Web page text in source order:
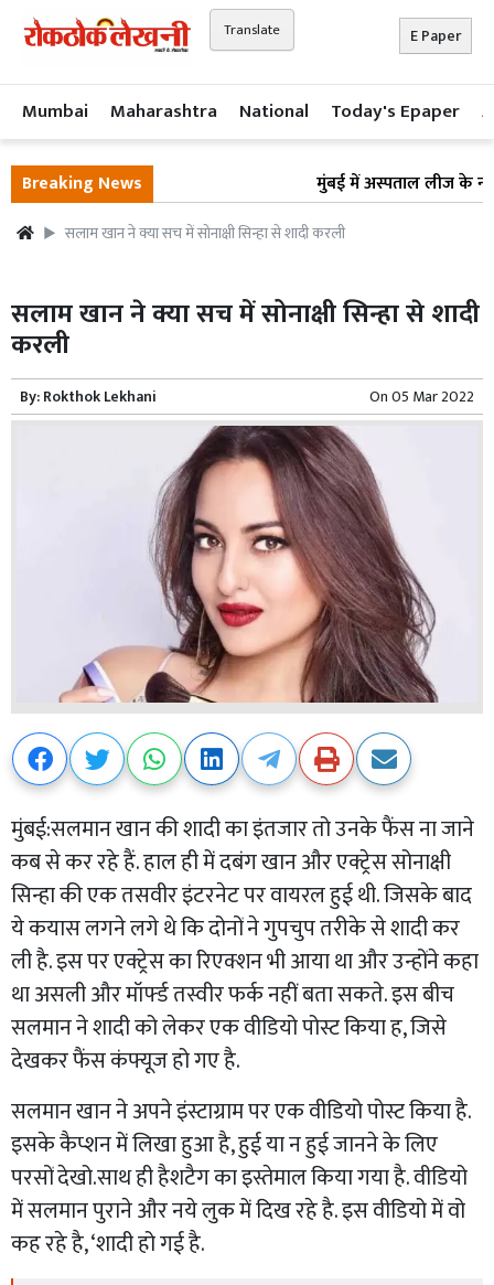
Translate E Paper
Mumbai Maharashtra National Today's Epaper
Breaking News मुंबई में अस्पताल लीज के
सलाम खान ने क्या सच में सोनाक्षी सिन्हा से शादी करली
सलाम खान ने क्या सच में सोनाक्षी सिन्हा से शादी
करली
By:Rokthok Lekhani On05 Mar 2022
मुंबई:सलमान खान की शादी का इंतजार तो उनके फैंस ना जाने
कब से कर रहे हैं. हाल ही में दबंग खान और एक्ट्रेस सोनाक्षी
सिन्हा की एक तसवीर इंटरनेट पर वायरल हुई थी. जिसके बाद
ये कयास लगने लगे थे कि दोनों ने गुपचुप तरीके से शादी कर
ली है. इस पर एक्ट्रेस का रिएक्शन भी आया था और उन्होंने कहा
था असली और मॉर्फ्ड तस्वीर फर्क नहीं बता सकते. इस बीच
सलमान ने शादी को लेकर एक वीडियो पोस्ट किया ह, जिसे
देखकर फैंस कंफ्यूज हो गए है.
सलमान खान ने अपने इंस्टाग्राम पर एक वीडियो पोस्ट किया है.
इसके कैप्शन में लिखा हुआ है, हुई या न हुई जानने के लिए
परसों देखो.साथ ही हैशटैग का इस्तेमाल किया गया है. वीडियो
में सलमान पुराने और नये लुक में दिख रहे है. इस वीडियो में वो
कह रहे है, ‘शादी हो गई है.